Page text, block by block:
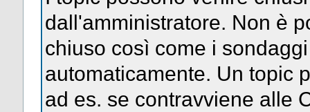
dall'amministratore. Non è
chiuso così come i
automaticamente. Un topic
ad es. se contravviene alle